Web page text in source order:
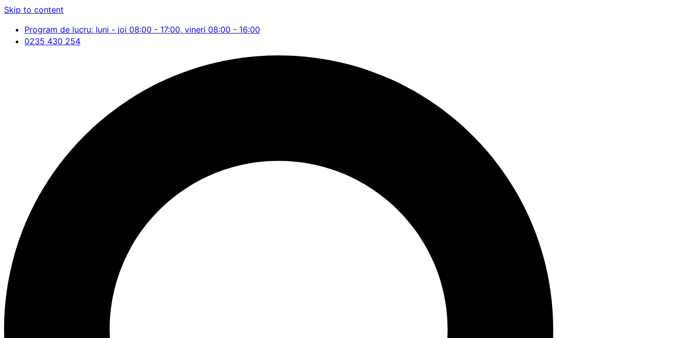
Skip to content
Program de lucru: luni - joi 08:00 - 17:00, vineri 08:00 - 16:00
0235 430 254